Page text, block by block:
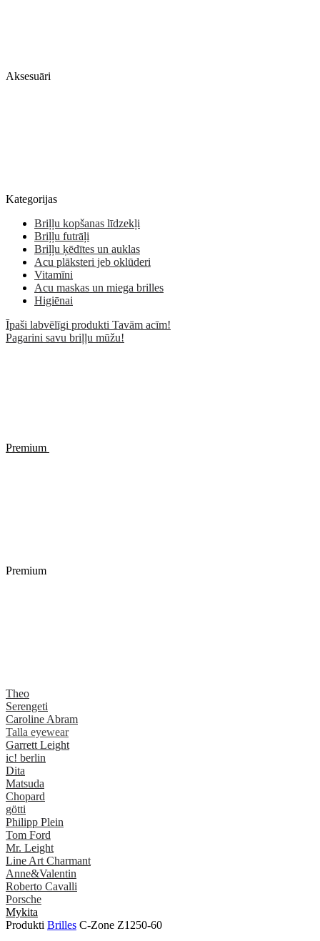
Aksesuāri
Kategorijas
Briļļu kopšanas līdzekļi
Briļļu futrāļi
Briļļu ķēdītes un auklas
Acu plāksteri jeb oklūderi
Vitamīni
Acu maskas un miega brilles
Higiēnai
Īpaši labvēlīgi produkti Tavām acīm!
Pagarini savu briļļu mūžu!
Premium
Premium
Theo
Serengeti
Caroline Abram
Talla eyewear
Garrett Leight
ic! berlin
Dita
Matsuda
Chopard
götti
Philipp Plein
Tom Ford
Mr. Leight
Line Art Charmant
Anne&Valentin
Roberto Cavalli
Porsche
Mykita
Produkti Brilles C-Zone Z1250-60